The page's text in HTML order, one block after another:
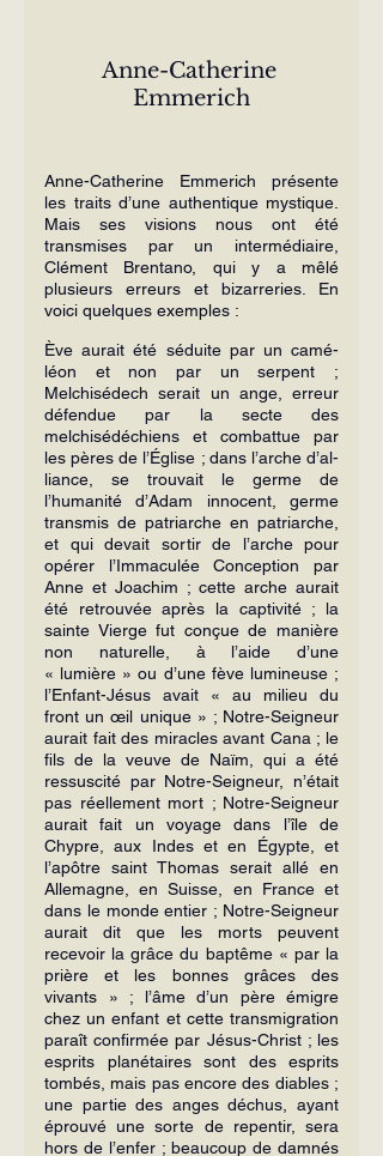
Anne-Catherine
Emmerich
Anne-Catherine Emmerich présente
les traits d’une authentique mystique.
Mais ses visions nous ont été
transmises par un intermédiaire,
Clément Brentano, qui y a mêlé
plusieurs erreurs et bizarre­ries. En
voici quelques exemples :
Ève aurait été séduite par un camé­
léon et non par un serpent ;
Melchisédech serait un ange, erreur
défendue par la secte des
melchisédéchiens et combattue par
les pères de l’Église ; dans l’arche d’al­
liance, se trouvait le germe de
l’humanité d’Adam innocent, germe
transmis de pa­triarche en patriarche,
et qui devait sortir de l’arche pour
opérer l’Immaculée Conception par
Anne et Joachim ; cette arche aurait
été retrouvée après la capti­vité ; la
sainte Vierge fut conçue de ma­nière
non naturelle, à l’aide d’une
« lumière » ou d’une fève lumineuse ;
l’Enfant-Jésus avait « au milieu du
front un œil unique » ; Notre-Seigneur
aurait fait des miracles avant Cana ; le
fils de la veuve de Naïm, qui a été
ressuscité par Notre-Seigneur, n’était
pas réellement mort ; Notre-Seigneur
aurait fait un voyage dans l’île de
Chypre, aux Indes et en Égypte, et
l’apôtre saint Thomas serait allé en
Allemagne, en Suisse, en France et
dans le monde entier ; Notre-Seigneur
au­rait dit que les morts peuvent
recevoir la grâce du baptême « par la
prière et les bonnes grâces des
vivants » ; l’âme d’un père émigre
chez un enfant et cette transmigration
paraît confirmée par Jésus-Christ ; les
esprits planétaires sont des es­prits
tombés, mais pas encore des diables ;
une partie des anges déchus, ayant
éprouvé une sorte de repentir, sera
hors de l’enfer ; beaucoup de damnés